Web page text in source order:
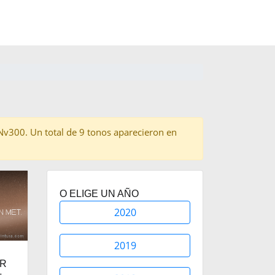
Un total de 9 tonos aparecieron en
O ELIGE UN AÑO
2020
2019